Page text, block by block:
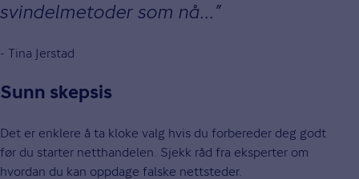
svindelmetoder som nå...
- Tina Jerstad
Sunn skepsis
Det er enklere å ta kloke valg hvis du forbereder deg godt
før du starter netthandelen. Sjekk råd fra eksperter om
hvordan du kan oppdage falske nettsteder.